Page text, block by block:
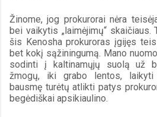
Žinome, jog prokurorai nėra
bei vaikytis „laimėjimų“ skaičiaus.
šis Kenosha prokuroras įgijęs
bet kokį sąžiningumą. Mano
sodinti į kaltinamųjų suolą už
žmogų, iki grabo lentos, laikyti
bausmę turėtų atlikti patys
begėdiškai apsikiaulino.